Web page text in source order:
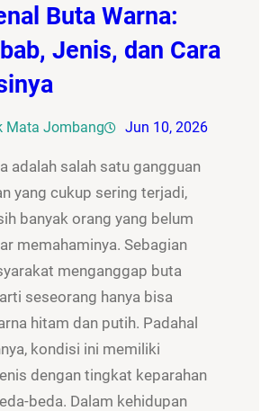
Buta Warna:
Jenis, dan Cara
Mata Jombang Jun 10, 2026
adalah salah satu gangguan
yang cukup sering terjadi,
banyak orang yang belum
memahaminya. Sebagian
menganggap buta
seseorang hanya bisa
hitam dan putih. Padahal
kondisi ini memiliki
dengan tingkat keparahan
beda. Dalam kehidupan